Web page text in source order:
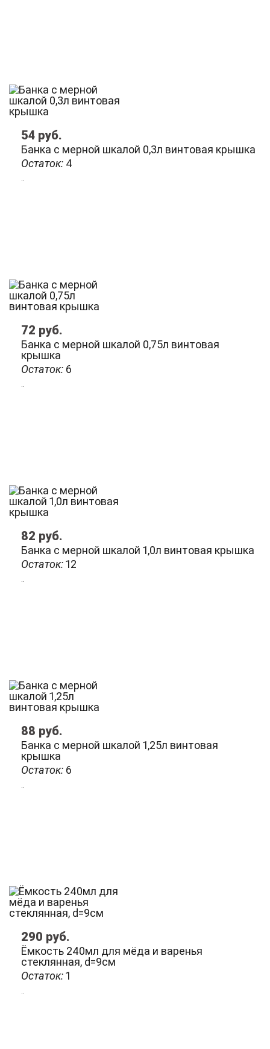
Остаток: 4
Банка с мерной шкалой 0,3л винтовая крышка
54 руб.
Остаток: 6
Банка с мерной шкалой 0,75л винтовая
крышка
72 руб.
Остаток:12
Банка с мерной шкалой 1,0л винтовая крышка
82 руб.
Остаток: 6
Банка с мерной шкалой 1,25л винтовая
крышка
88 руб.
Остаток:1
Ёмкость 240мл для мёда и варенья
стеклянная, d=9см
290 руб.